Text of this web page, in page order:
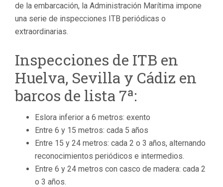
de la embarcación, la Administración Marítima impone
una serie de inspecciones ITB periódicas o
extraordinarias.
Inspecciones de ITB en
Huelva, Sevilla y Cádiz en
barcos de lista 7ª:
Eslora inferior a 6 metros: exento
Entre 6 y 15 metros: cada 5 años
Entre 15 y 24 metros: cada 2 o 3 años, alternando
reconocimientos periódicos e intermedios.
Entre 6 y 24 metros con casco de madera: cada 2
o 3 años.